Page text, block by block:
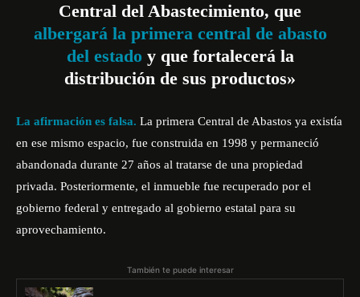
Central del Abastecimiento, que
albergará la primera central de abasto
del estado y que fortalecerá la
distribución de sus productos»
La afirmación es falsa. La primera Central de Abastos ya existía
en ese mismo espacio, fue construida en 1998 y permaneció
abandonada durante 27 años al tratarse de una propiedad
privada. Posteriormente, el inmueble fue recuperado por el
gobierno federal y entregado al gobierno estatal para su
aprovechamiento.
También te puede interesar